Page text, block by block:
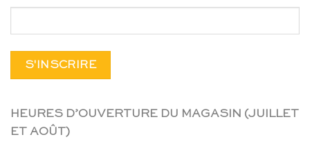
HEURES D’OUVERTURE DU MAGASIN (JUILLET
ET AOÛT)